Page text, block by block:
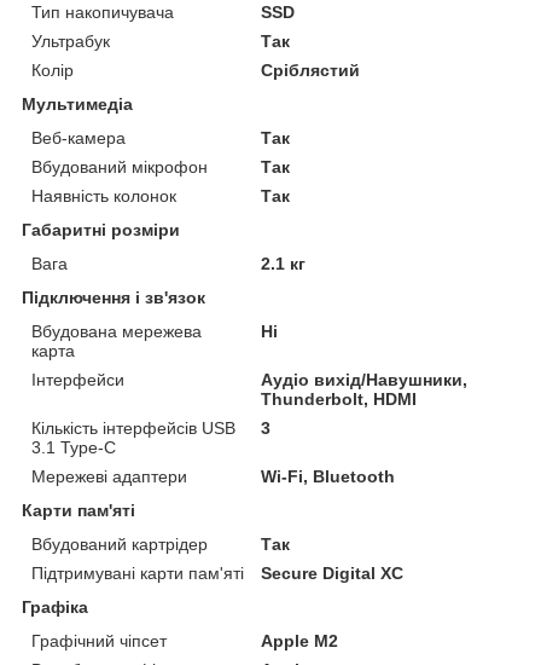
Тип накопичувача
SSD
Ультрабук
Так
Колір
Сріблястий
Мультимедіа
Веб-камера
Так
Вбудований мікрофон
Так
Наявність колонок
Так
Габаритні розміри
Вага
2.1 кг
Підключення і зв'язок
Вбудована мережева
карта
Ні
Інтерфейси
Аудіо вихід/Навушники,
Thunderbolt, HDMI
Кількість інтерфейсів USB
3.1 Type-C
3
Мережеві адаптери
Wi-Fi, Bluetooth
Карти пам'яті
Вбудований картрідер
Так
Підтримувані карти пам'яті
Secure Digital XC
Графіка
Графічний чіпсет
Apple M2